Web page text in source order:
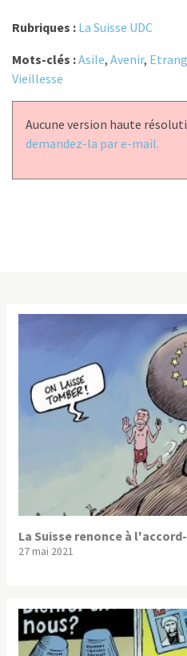
Rubriques : La Suisse UDC
Mots-clés :Asile, Avenir,
Vieillesse
Aucune version haute
demandez-la par e-mail.
La Suisse renonce à
27 mai 2021